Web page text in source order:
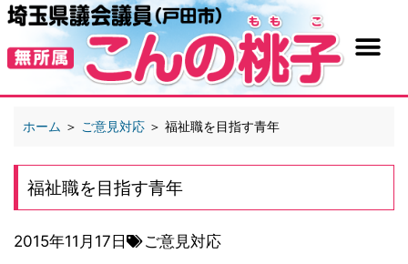
ホーム ＞ ご意見対応 ＞ 福祉職を目指す青年
福祉職を目指す青年
2015年11月17日 ご意見対応